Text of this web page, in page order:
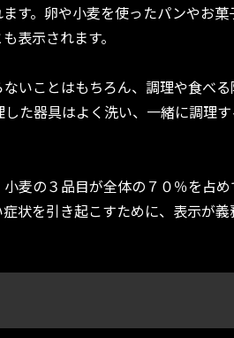
す。卵や小麦を使ったパンやお菓
表示されます。
いことはもちろん、調理や食べ
た器具はよく洗い、一緒に調理す
麦の３品目が全体の７０％を占
状を引き起こすために、表示が義